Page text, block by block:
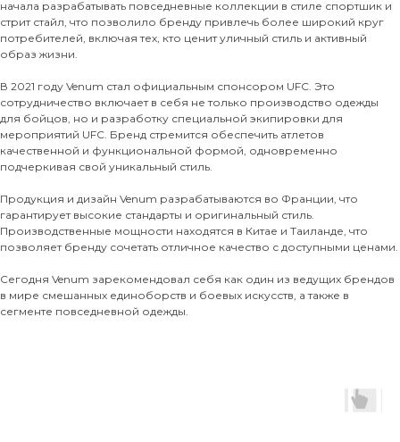
начала разрабатывать повседневные коллекции в стиле спортшик и
стрит стайл, что позволило бренду привлечь более широкий круг
потребителей, включая тех, кто ценит уличный стиль и активный
образ жизни.
В 2021 году Venum стал официальным спонсором UFC. Это
сотрудничество включает в себя не только производство одежды
для бойцов, но и разработку специальной экипировки для
мероприятий UFC. Бренд стремится обеспечить атлетов
качественной и функциональной формой, одновременно
подчеркивая свой уникальный стиль.
Продукция и дизайн Venum разрабатываются во Франции, что
гарантирует высокие стандарты и оригинальный стиль.
Производственные мощности находятся в Китае и Таиланде, что
позволяет бренду сочетать отличное качество с доступными ценами.
Сегодня Venum зарекомендовал себя как один из ведущих брендов
в мире смешанных единоборств и боевых искусств, а также в
сегменте повседневной одежды.